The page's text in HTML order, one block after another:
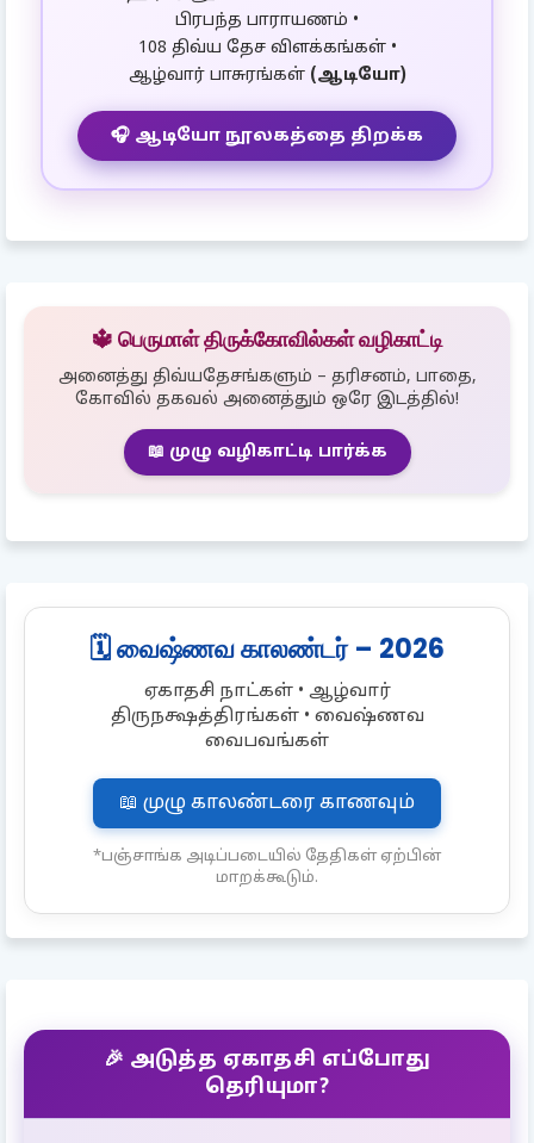
பிரபந்த பாராயணம் •
108 திவ்ய தேச விளக்கங்கள் •
ஆழ்வார் பாசுரங்கள் (ஆடியோ)
🎧 ஆடியோ நூலகத்தை திறக்க
🔱 பெருமாள் திருக்கோவில்கள் வழிகாட்டி
அனைத்து திவ்யதேசங்களும் – தரிசனம், பாதை,
கோவில் தகவல் அனைத்தும் ஒரே இடத்தில்!
📖 முழு வழிகாட்டி பார்க்க
🗓️ வைஷ்ணவ காலண்டர் – 2026
ஏகாதசி நாட்கள் • ஆழ்வார்
திருநக்ஷத்திரங்கள் • வைஷ்ணவ
வைபவங்கள்
📖 முழு காலண்டரை காணவும்
*பஞ்சாங்க அடிப்படையில் தேதிகள் ஏற்பின்
மாறக்கூடும்.
🎉 அடுத்த ஏகாதசி எப்போது
தெரியுமா?